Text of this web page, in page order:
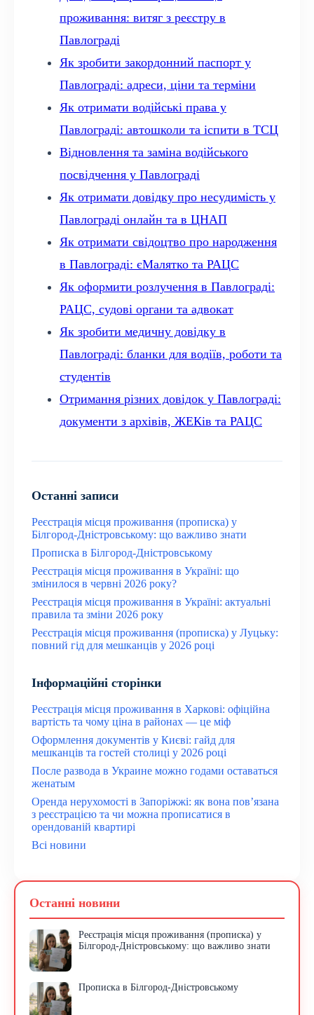
проживання: витяг з реєстру в
Павлограді
Як зробити закордонний паспорт у
Павлограді: адреси, ціни та терміни
Як отримати водійські права у
Павлограді: автошколи та іспити в ТСЦ
Відновлення та заміна водійського
посвідчення у Павлограді
Як отримати довідку про несудимість у
Павлограді онлайн та в ЦНАП
Як отримати свідоцтво про народження
в Павлограді: єМалятко та РАЦС
Як оформити розлучення в Павлограді:
РАЦС, судові органи та адвокат
Як зробити медичну довідку в
Павлограді: бланки для водіїв, роботи та
студентів
Отримання різних довідок у Павлограді:
документи з архівів, ЖЕКів та РАЦС
Останні записи
Реєстрація місця проживання (прописка) у
Білгород-Дністровському: що важливо знати
Прописка в Білгород-Дністровському
Реєстрація місця проживання в Україні: що
змінилося в червні 2026 року?
Реєстрація місця проживання в Україні: актуальні
правила та зміни 2026 року
Реєстрація місця проживання (прописка) у Луцьку:
повний гід для мешканців у 2026 році
Інформаційні сторінки
Реєстрація місця проживання в Харкові: офіційна
вартість та чому ціна в районах — це міф
Оформлення документів у Києві: гайд для
мешканців та гостей столиці у 2026 році
После развода в Украине можно годами оставаться
женатым
Оренда нерухомості в Запоріжжі: як вона пов’язана
з реєстрацією та чи можна прописатися в
орендованій квартирі
Всі новини
Останні новини
Реєстрація місця проживання (прописка) у
Білгород-Дністровському: що важливо знати
Прописка в Білгород-Дністровському